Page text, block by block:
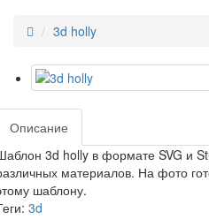
3d holly
Описание
3d holly в формате SVG и
материалов. На фото
шаблону.
3d